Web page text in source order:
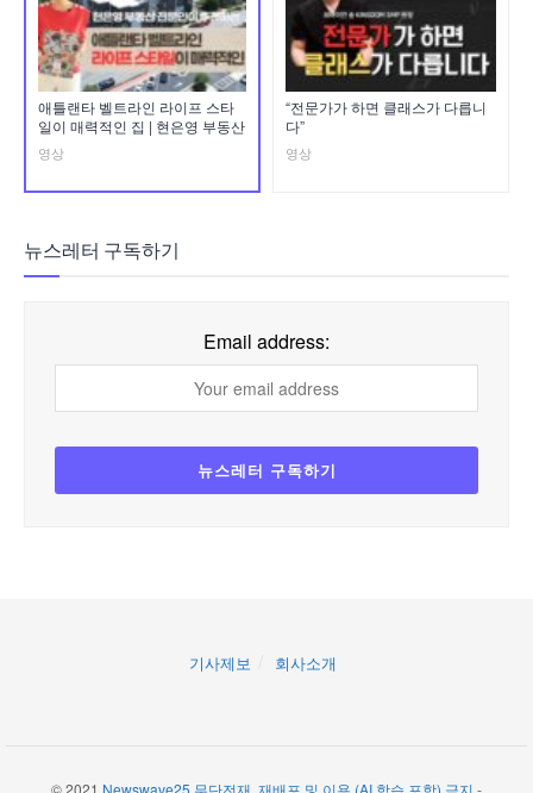
애틀랜타 벨트라인 라이프 스타
일이 매력적인 집 | 현은영 부동산
영상
“전문가가 하면 클래스가 다릅니
다”
영상
뉴스레터 구독하기
Email address:
기사제보 회사소개
© 2021 Newswave25 무단전재, 재배포 및 이용 (AI 학습 포함) 금지 -